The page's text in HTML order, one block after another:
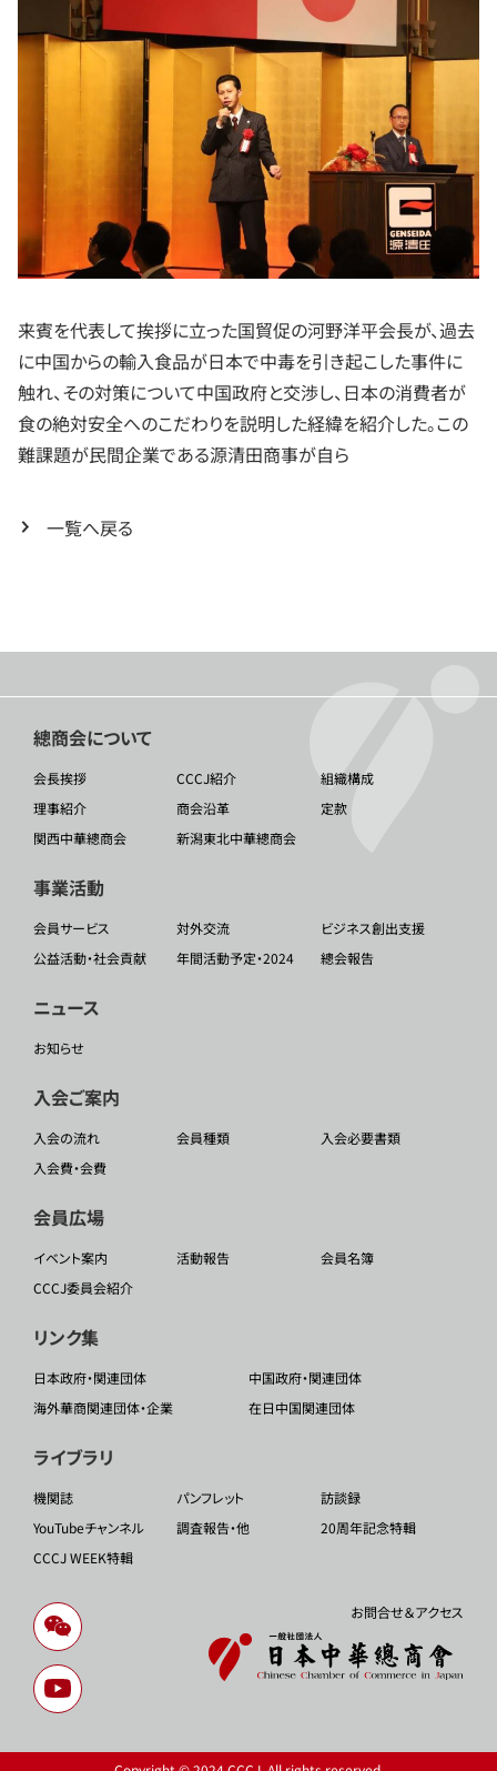
来賓を代表して挨拶に立った国貿促の河野洋平会長が、過去
に中国からの輸入食品が日本で中毒を引き起こした事件に
触れ、その対策について中国政府と交渉し、日本の消費者が
食の絶対安全へのこだわりを説明した経緯を紹介した。この
難課題が民間企業である源清田商事が自ら
一覧へ戻る
總商会について
会長挨拶 CCCJ紹介
組織構成
理事紹介
商会沿革
定款
関西中華總商会
新潟東北中華總商会
事業活動
会員サービス 対外交流
ビジネス創出支援
公益活動・社会貢献
年間活動予定・2024 總会報告
ニュース
お知らせ
入会ご案内
入会の流れ 会員種類
入会必要書類
入会費・会費
会員広場
イベント案内 活動報告
会員名簿
CCCJ委員会紹介
リンク集
日本政府・関連団体
中国政府・関連団体
海外華商関連団体・企業
在日中国関連団体
ライブラリ
機関誌 パンフレット
訪談録
YouTubeチャンネル
調査報告・他
20周年記念特輯
CCCJ WEEK特輯
お問合せ＆アクセス